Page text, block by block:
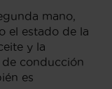
mano,
el estado de la
y la
de conducción
es